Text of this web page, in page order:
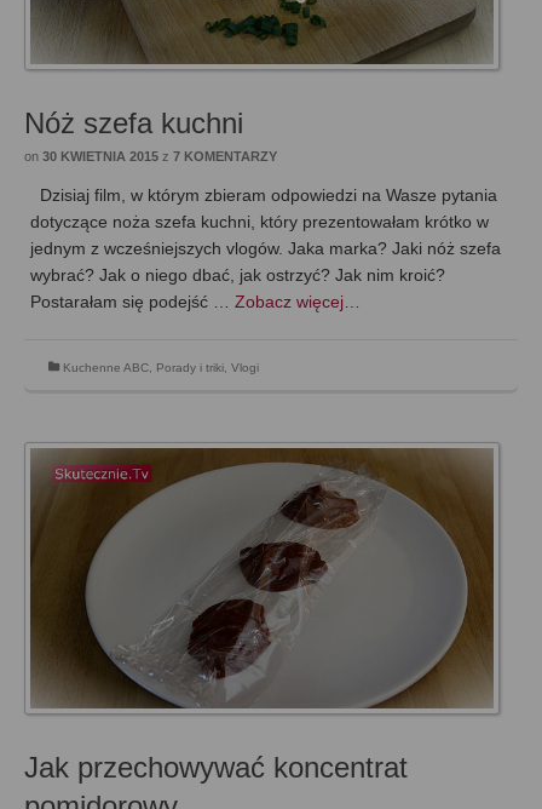
Nóż szefa kuchni
on 30 KWIETNIA 2015 z 7 KOMENTARZY
Dzisiaj film, w którym zbieram odpowiedzi na Wasze pytania
dotyczące noża szefa kuchni, który prezentowałam krótko w
jednym z wcześniejszych vlogów. Jaka marka? Jaki nóż szefa
wybrać? Jak o niego dbać, jak ostrzyć? Jak nim kroić?
Postarałam się podejść … Zobacz więcej…
Kuchenne ABC Porady i triki Vlogi
Jak przechowywać koncentrat